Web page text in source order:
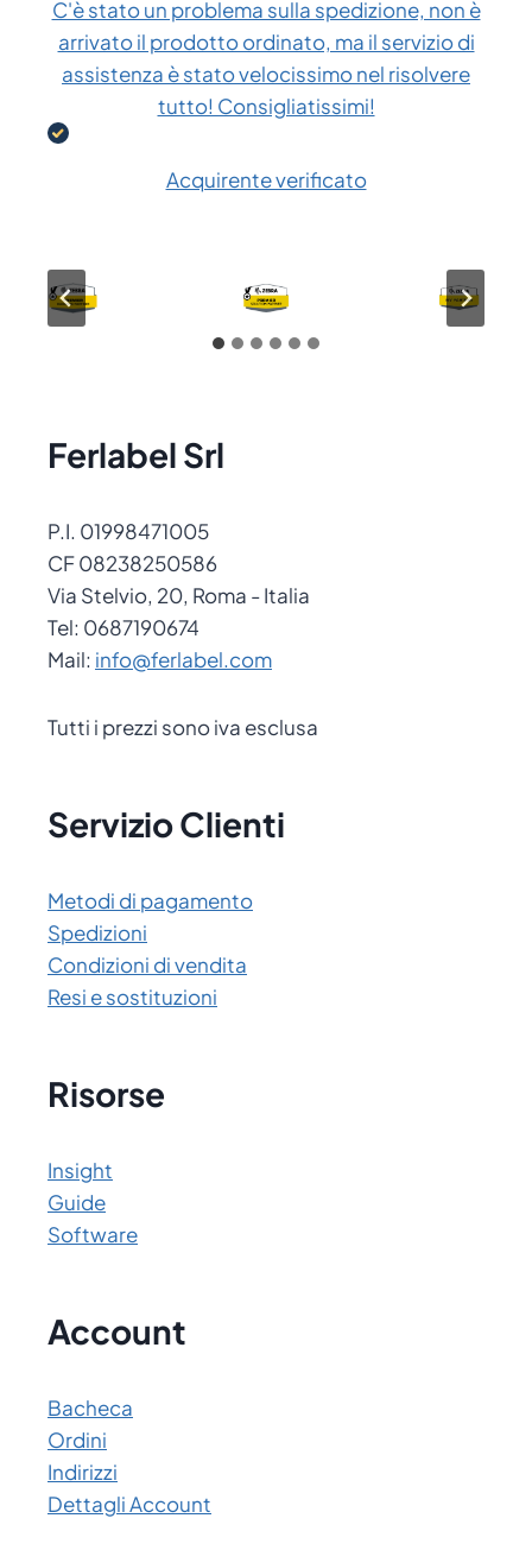
C'è stato un problema sulla spedizione, non è
arrivato il prodotto ordinato, ma il servizio di
assistenza è stato velocissimo nel risolvere
tutto! Consigliatissimi!
Acquirente verificato
Ferlabel Srl
P.I. 01998471005
CF 08238250586
Via Stelvio, 20, Roma - Italia
Tel: 0687190674
Mail: info@ferlabel.com
Tutti i prezzi sono iva esclusa
Servizio Clienti
Metodi di pagamento
Spedizioni
Condizioni di vendita
Resi e sostituzioni
Risorse
Insight
Guide
Software
Account
Bacheca
Ordini
Indirizzi
Dettagli Account